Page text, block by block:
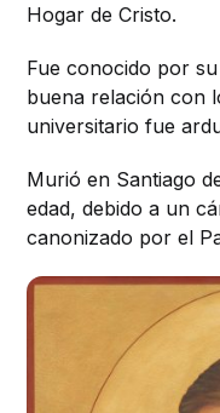
Hogar de Cristo.
Fue conocido por
buena relación con
universitario fue
Murió en Santiago
edad, debido a un
canonizado por el